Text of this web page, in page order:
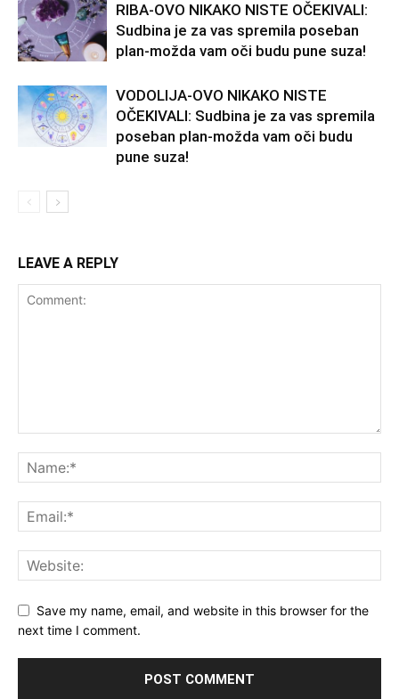
RIBA-OVO NIKAKO NISTE OČEKIVALI:
Sudbina je za vas spremila poseban
plan-možda vam oči budu pune suza!
VODOLIJA-OVO NIKAKO NISTE
OČEKIVALI: Sudbina je za vas spremila
poseban plan-možda vam oči budu
pune suza!
LEAVE A REPLY
Save my name, email, and website in this browser for the
next time I comment.